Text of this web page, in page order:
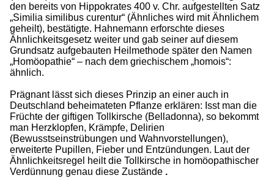
den bereits von Hippokrates 400 v. Chr. aufgestellten Satz
„Similia similibus curentur“ (Ähnliches wird mit Ähnlichem
geheilt), bestätigte. Hahnemann erforschte dieses
Ähnlichkeitsgesetz weiter und gab seiner auf diesem
Grundsatz aufgebauten Heilmethode später den Namen
„Homöopathie“ – nach dem griechischem „homois“:
ähnlich.
Prägnant lässt sich dieses Prinzip an einer auch in
Deutschland beheimateten Pflanze erklären: Isst man die
Früchte der giftigen Tollkirsche (Belladonna), so bekommt
man Herzklopfen, Krämpfe, Delirien
(Bewusstseinstrübungen und Wahnvorstellungen),
erweiterte Pupillen, Fieber und Entzündungen. Laut der
Ähnlichkeitsregel heilt die Tollkirsche in homöopathischer
Verdünnung genau diese Zustände .